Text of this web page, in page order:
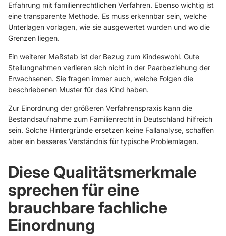
Erfahrung mit familienrechtlichen Verfahren. Ebenso wichtig ist
eine transparente Methode. Es muss erkennbar sein, welche
Unterlagen vorlagen, wie sie ausgewertet wurden und wo die
Grenzen liegen.
Ein weiterer Maßstab ist der Bezug zum Kindeswohl. Gute
Stellungnahmen verlieren sich nicht in der Paarbeziehung der
Erwachsenen. Sie fragen immer auch, welche Folgen die
beschriebenen Muster für das Kind haben.
Zur Einordnung der größeren Verfahrenspraxis kann die
Bestandsaufnahme zum Familienrecht in Deutschland hilfreich
sein. Solche Hintergründe ersetzen keine Fallanalyse, schaffen
aber ein besseres Verständnis für typische Problemlagen.
Diese Qualitätsmerkmale
sprechen für eine
brauchbare fachliche
Einordnung